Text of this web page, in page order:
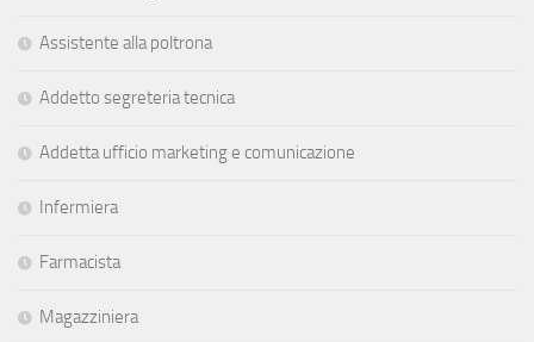
Assistente alla poltrona
Addetto segreteria tecnica
Addetta ufficio marketing e comunicazione
Infermiera
Farmacista
Magazziniera